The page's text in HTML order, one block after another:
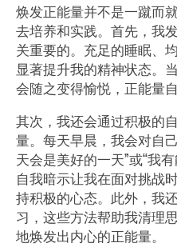
焕发正能量并不是一蹴而
去培养和实践。首先，我
关重要的。充足的睡眠、
显著提升我的精神状态。
会随之变得愉悦，正能量
其次，我还会通过积极的
量。每天早晨，我会对自
天会是美好的一天”或“我
自我暗示让我在面对挑战
持积极的心态。此外，我
习，这些方法帮助我清理
地焕发出内心的正能量。